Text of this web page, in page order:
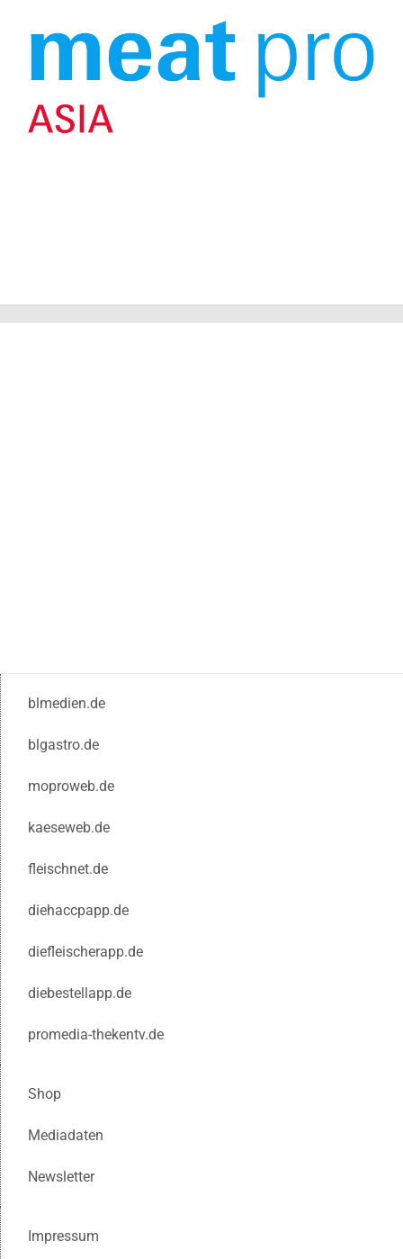
blmedien.de
blgastro.de
moproweb.de
kaeseweb.de
fleischnet.de
diehaccpapp.de
diefleischerapp.de
diebestellapp.de
promedia-thekentv.de
Shop
Mediadaten
Newsletter
Impressum